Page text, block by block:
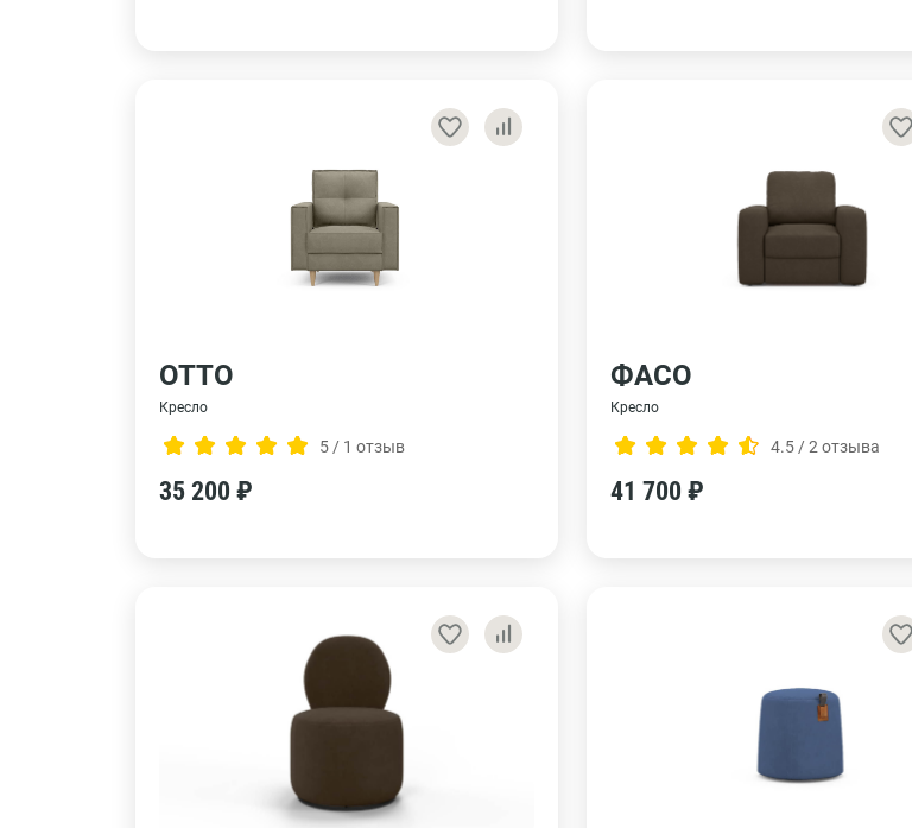
ОТТО
Кресло
5 / 1 отзыв
35 200 ₽
ФАСО
Кресло
4.5 / 2 отзыва
41 700 ₽